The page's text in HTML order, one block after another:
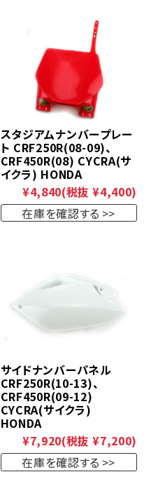
スタジアムナンバープレー
ト CRF250R(08-09)、
CRF450R(08) CYCRA(サ
イクラ) HONDA
¥4,840(税抜 ¥4,400)
在庫を確認する
サイドナンバーパネル
CRF250R(10-13)、
CRF450R(09-12)
CYCRA(サイクラ)
HONDA
¥7,920(税抜 ¥7,200)
在庫を確認する